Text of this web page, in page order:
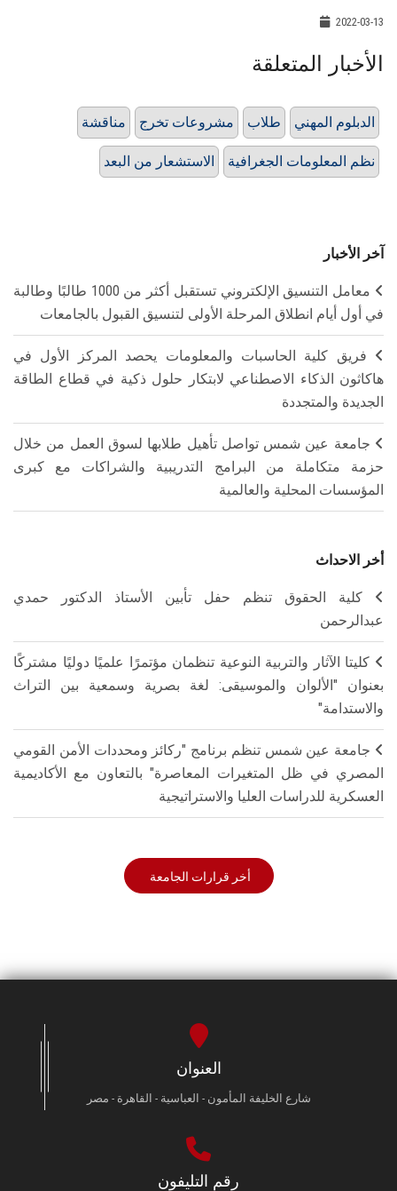
2022-03-13
الأخبار المتعلقة
مناقشة مشروعات تخرج طلاب الدبلوم المهني
الاستشعار من البعد نظم المعلومات الجغرافية
آخر الأخبار
معامل التنسيق الإلكتروني تستقبل أكثر من 1000 طالبًا وطالبة
في أول أيام انطلاق المرحلة الأولى لتنسيق القبول بالجامعات
فريق كلية الحاسبات والمعلومات يحصد المركز الأول في
هاكاثون الذكاء الاصطناعي لابتكار حلول ذكية في قطاع الطاقة
الجديدة والمتجددة
جامعة عين شمس تواصل تأهيل طلابها لسوق العمل من خلال
حزمة متكاملة من البرامج التدريبية والشراكات مع كبرى
المؤسسات المحلية والعالمية
أخر الاحداث
كلية الحقوق تنظم حفل تأبين الأستاذ الدكتور حمدي
عبدالرحمن
كليتا الآثار والتربية النوعية تنظمان مؤتمرًا علميًا دوليًا مشتركًا
بعنوان "الألوان والموسيقى: لغة بصرية وسمعية بين التراث
والاستدامة"
جامعة عين شمس تنظم برنامج "ركائز ومحددات الأمن القومي
المصري في ظل المتغيرات المعاصرة" بالتعاون مع الأكاديمية
العسكرية للدراسات العليا والاستراتيجية
أخر قرارات الجامعة
العنوان
شارع الخليفة المأمون - العباسية - القاهرة - مصر
رقم التليفون